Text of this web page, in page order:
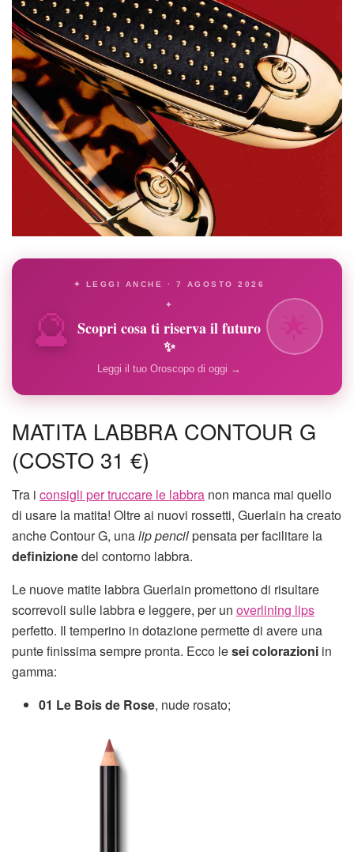
🔮
✦ LEGGI ANCHE · 7 AGOSTO 2026
✦
Scopri cosa ti riserva il futuro
✨
Leggi il tuo Oroscopo di oggi →
MATITA LABBRA CONTOUR G
(COSTO 31 €)
Tra i consigli per truccare le labbra non manca mai quello
di usare la matita! Oltre ai nuovi rossetti, Guerlain ha creato
anche Contour G, unalip pencilpensata per facilitare la
definizionedel contorno labbra.
Le nuove matite labbra Guerlain promettono di risultare
scorrevoli sulle labbra e leggere, per un overlining lips
perfetto. Il temperino in dotazione permette di avere una
punte finissima sempre pronta. Ecco lesei colorazioni in
gamma:
01 Le Bois de Rose, nude rosato;